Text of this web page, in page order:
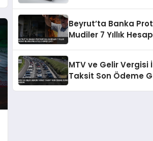
Beyrut’ta Banka
Mudiler 7 Yıllık Hesap
MTV ve Gelir Vergisi
Taksit Son Ödeme